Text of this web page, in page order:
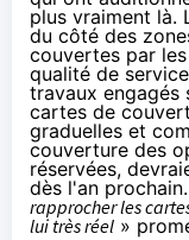
plus vraiment là.
du côté des
couvertes par
qualité de
travaux engagés
cartes de
graduelles et
couverture des
réservées,
dès l'an prochain.
rapprocher les
lui très réel »